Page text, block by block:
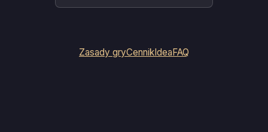
Zasady gryCennik Idea FAQ